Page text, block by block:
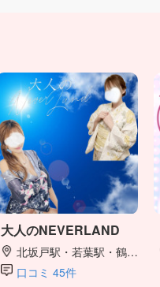
大人のNEVERLAND
北坂戸駅・若葉駅・鶴ヶ島駅・川越駅
口コミ 45件